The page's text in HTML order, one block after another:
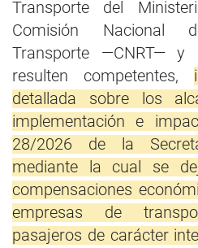
Transporte del
Comisión Nacional
Transporte —CNRT— y
resulten competentes,
detallada sobre los
implementación e
28/2026 de la
mediante la cual se
compensaciones
empresas de
pasajeros de carácter